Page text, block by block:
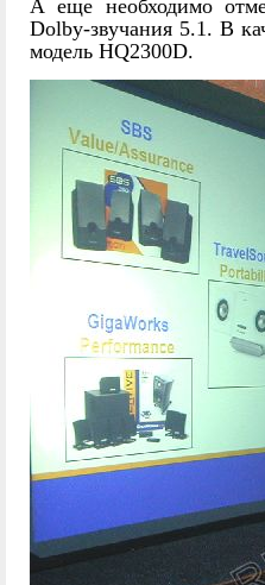
А еще необходимо
Dolby-звучания 5.1. В
модель HQ2300D.